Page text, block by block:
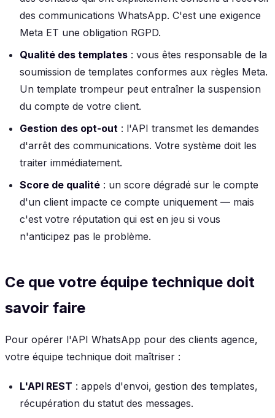
des communications WhatsApp. C'est une exigence
Meta ET une obligation RGPD.
Qualité des templates : vous êtes responsable de la
soumission de templates conformes aux règles Meta.
Un template trompeur peut entraîner la suspension
du compte de votre client.
Gestion des opt-out : l'API transmet les demandes
d'arrêt des communications. Votre système doit les
traiter immédiatement.
Score de qualité : un score dégradé sur le compte
d'un client impacte ce compte uniquement — mais
c'est votre réputation qui est en jeu si vous
n'anticipez pas le problème.
Ce que votre équipe technique doit
savoir faire
Pour opérer l'API WhatsApp pour des clients agence,
votre équipe technique doit maîtriser :
L'API REST : appels d'envoi, gestion des templates,
récupération du statut des messages.